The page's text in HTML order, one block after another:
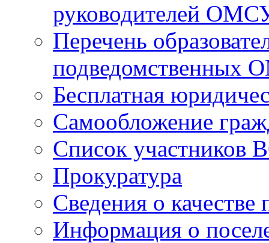
руководителей
Перечень
подведомственных
Бесплатная
Самообложение
Список участников
Прокуратура
Сведения о качестве
Информация о